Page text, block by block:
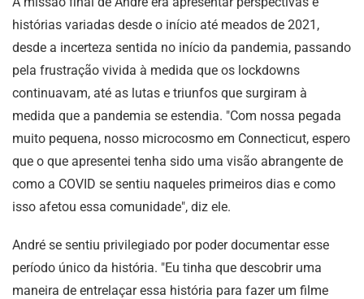
histórias variadas desde o início até meados de 2021,
desde a incerteza sentida no início da pandemia, passando
pela frustração vivida à medida que os lockdowns
continuavam, até as lutas e triunfos que surgiram à
medida que a pandemia se estendia. "Com nossa pegada
muito pequena, nosso microcosmo em Connecticut, espero
que o que apresentei tenha sido uma visão abrangente de
como a COVID se sentiu naqueles primeiros dias e como
isso afetou essa comunidade", diz ele.
André se sentiu privilegiado por poder documentar esse
período único da história. "Eu tinha que descobrir uma
maneira de entrelaçar essa história para fazer um filme